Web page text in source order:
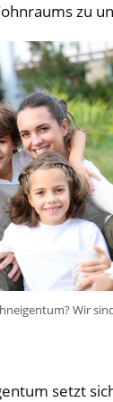
zu
Wir
setzt